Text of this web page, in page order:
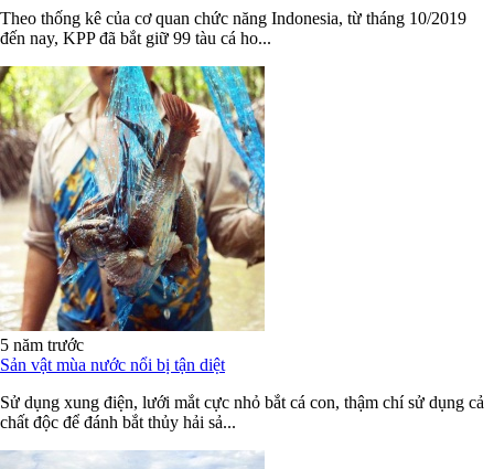
Theo thống kê của cơ quan chức năng Indonesia, từ tháng 10/2019
đến nay, KPP đã bắt giữ 99 tàu cá ho...
5 năm trước
Sản vật mùa nước nổi bị tận diệt
Sử dụng xung điện, lưới mắt cực nhỏ bắt cá con, thậm chí sử dụng cả
chất độc để đánh bắt thủy hải sả...